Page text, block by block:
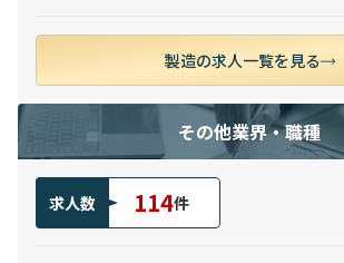
製造の求人一覧を見る
その他業界・職種
求人数 114件